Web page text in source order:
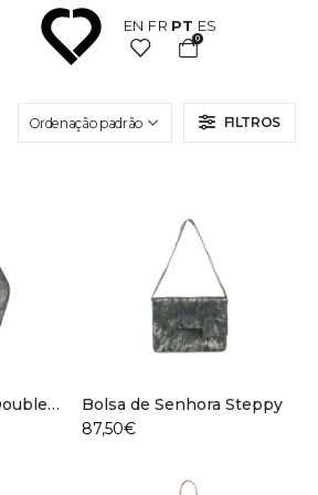
EN FR PT ES
0
FILTROS
Bolsa de Senhora Double Life S
Bolsa de Senhora Steppy
87,50€